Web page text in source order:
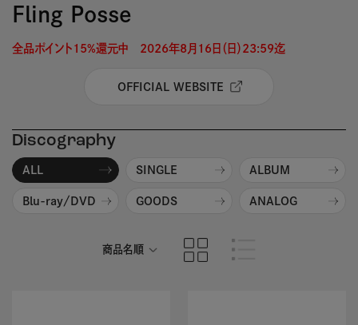
Fling Posse
全品ポイント15%還元中　2026年8月16日（日）23:59迄
OFFICIAL WEBSITE
Discography
ALL SINGLE ALBUM
Blu-ray/DVD GOODS ANALOG
商品名順